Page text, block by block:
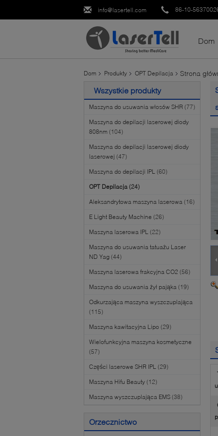
info@lasertell.com 86-10-
Dom
Dom Produkty OPT Depilacja Strona
Wszystkie produkty
Maszyna do usuwania włosów SHR (77)
Maszyna do depilacji laserowej diody
808nm (104)
Maszyna do depilacji laserowej diody
laserowej (47)
Maszyna do depilacji IPL (60)
OPT Depilacja (24)
Aleksandrytowa maszyna laserowa (16)
E Light Beauty Machine (26)
Maszyna laserowa IPL (22)
Maszyna do usuwania tatuażu Laser
ND Yag (44)
Maszyna laserowa frakcyjna CO2 (56)
Maszyna do usuwania żył pająka (19)
Odkurzająca maszyna wyszczuplająca
(115)
Maszyna kawitacyjna Lipo (29)
Wielofunkcyjna maszyna kosmetyczne
(57)
Części laserowe SHR IPL (29)
Maszyna Hifu Beauty (12)
Maszyna wyszczuplająca EMS (38)
Orzecznictwo